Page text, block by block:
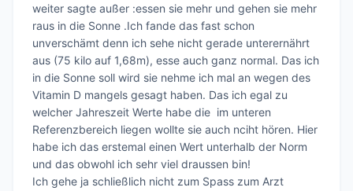
weiter sagte außer :essen sie mehr und gehen sie mehr
raus in die Sonne .Ich fande das fast schon
unverschämt denn ich sehe nicht gerade unterernährt
aus (75 kilo auf 1,68m), esse auch ganz normal. Das ich
in die Sonne soll wird sie nehme ich mal an wegen des
Vitamin D mangels gesagt haben. Das ich egal zu
welcher Jahreszeit Werte habe die  im unteren
Referenzbereich liegen wollte sie auch nciht hören. Hier
habe ich das erstemal einen Wert unterhalb der Norm
und das obwohl ich sehr viel draussen bin!
Ich gehe ja schließlich nicht zum Spass zum Arzt